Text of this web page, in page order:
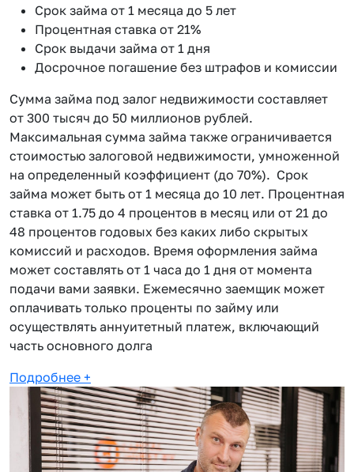
Срок займа от 1 месяца до 5 лет
Процентная ставка от 21%
Срок выдачи займа от 1 дня
Досрочное погашение без штрафов и комиссии
Сумма займа под залог недвижимости составляет
от 300 тысяч до 50 миллионов рублей.
Максимальная сумма займа также ограничивается
стоимостью залоговой недвижимости, умноженной
на определенный коэффициент (до 70%). Срок
займа может быть от 1 месяца до 10 лет. Процентная
ставка от 1.75 до 4 процентов в месяц или от 21 до
48 процентов годовых без каких либо скрытых
комиссий и расходов. Время оформления займа
может составлять от 1 часа до 1 дня от момента
подачи вами заявки. Ежемесячно заемщик может
оплачивать только проценты по займу или
осуществлять аннуитетный платеж, включающий
часть основного долга
Подробнее +